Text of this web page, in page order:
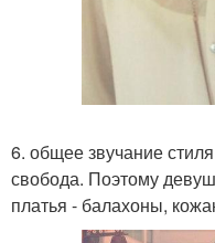
6. общее звучание
свобода. Поэтому
платья - балахоны,